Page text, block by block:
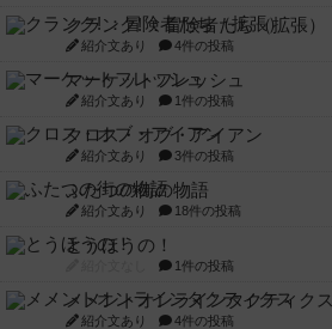
クランク! ：冒険者たち（拡張）
紹介文あり 4件の投稿
マーケットフレッシュ
紹介文あり 1件の投稿
クロス・オブ・アイアン
紹介文あり 3件の投稿
ふたつの街の物語
紹介文あり 18件の投稿
とうほうの！
1件の投稿
メメントオンラインタクティクス
紹介文あり 4件の投稿